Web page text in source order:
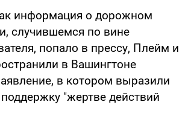
информация о дорожном
случившемся по вине
попало в прессу, Плейм и
в Вашингтоне
в котором выразили
"жертве действий